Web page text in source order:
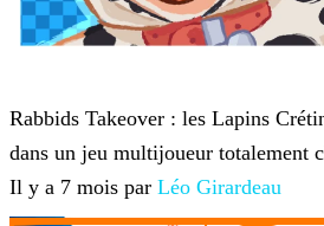
Rabbids Takeover : les Lapins
dans un jeu multijoueur totalement
Il y a 7 mois par Léo Girardeau